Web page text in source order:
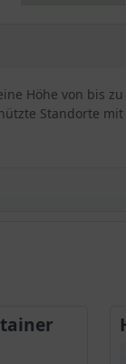
Höhe von bis
Standorte